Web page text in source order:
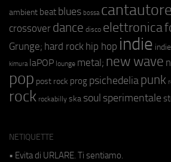
ambient beat blues bossa cantautore
crossover dance disco elettronica
Grunge; hard rock hip hop indie
kimura laPOP lounge metal; new wave
pop post rock prog psichedeliapunk
rock rockabilly ska soul sperimentale
NETIQUETTE
• Evita di URLARE. Ti sentiamo.